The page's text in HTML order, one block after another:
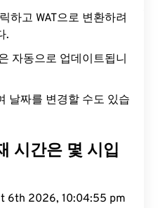
하고 WAT으로 변환하려
.
자동으로 업데이트됩니
날짜를 변경할 수도 있습
시간은 몇 시입
6th 2026, 10:04:56 pm